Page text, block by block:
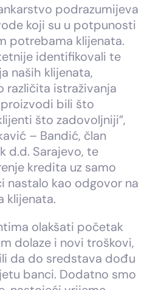
podrazumijeva
koji su u potpunosti
potrebama klijenata.
identifikovali te
naših klijenata,
različita istraživanja
bili što
što zadovoljniji”,
– Bandić, član
d.d. Sarajevo, te
kredita uz samo
nastalo kao odgovor na
klijenata.
olakšati početak
dolaze i novi troškovi,
da do sredstava dođu
banci. Dodatno smo